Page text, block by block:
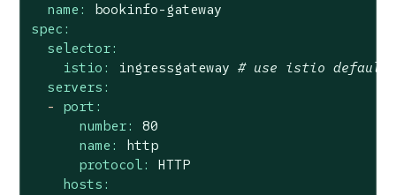
name:
bookinfo-gateway
spec:
selector:
istio:
ingressgateway # use istio default
servers:
-
port:
number:
80
name:
http
protocol:
HTTP
hosts: